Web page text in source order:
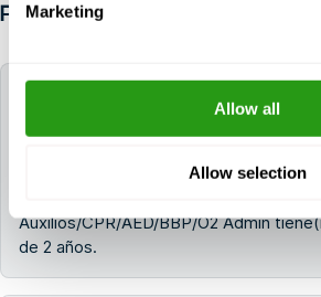
Marketing
Allow all
Allow selection
PREGUNTAS FRECUENTES
certificados de Primeros
Auxilios/CPR/AED/BBP/O2 Admin?
Auxilios/CPR/AED/BBP/O2 Admin
de 2 años.